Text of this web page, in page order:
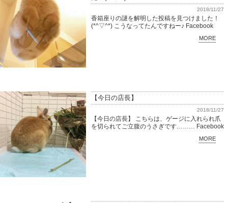
2018/11/27
香箱座りの謎を解明した投稿を見つけました！
(*^▽^*) こうなってたんですねー♪ Facebook
MORE
【今日の店長】
2018/11/27
【今日の店長】 こちらは、ゲージに入れられ爪
を切られてご立腹のうさぎです……… Facebook
MORE